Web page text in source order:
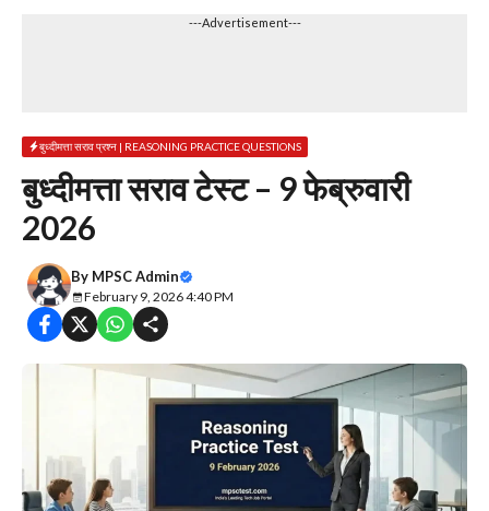
---Advertisement---
बुध्दीमत्ता सराव प्रश्न | REASONING PRACTICE QUESTIONS
बुध्दीमत्ता सराव टेस्ट – 9 फेब्रुवारी
2026
By MPSC Admin
February 9, 2026 4:40 PM